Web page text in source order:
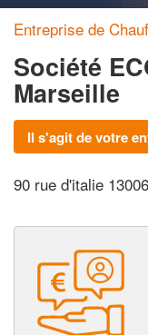
Entreprise de
Société
Marseille
Il s'agit de votre
90 rue d'italie